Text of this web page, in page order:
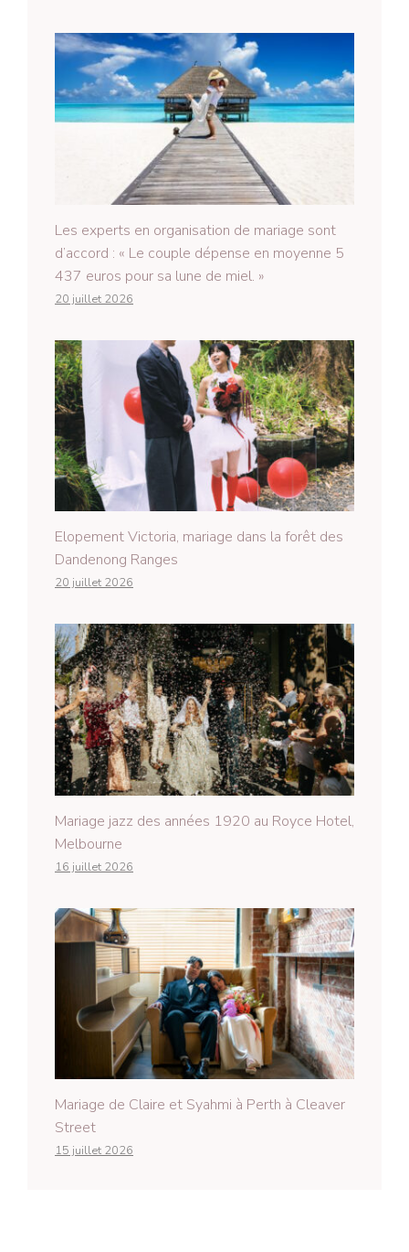
Les experts en organisation de mariage sont
d’accord : « Le couple dépense en moyenne 5
437 euros pour sa lune de miel. »
20 juillet 2026
Elopement Victoria, mariage dans la forêt des
Dandenong Ranges
20 juillet 2026
Mariage jazz des années 1920 au Royce Hotel,
Melbourne
16 juillet 2026
Mariage de Claire et Syahmi à Perth à Cleaver
Street
15 juillet 2026